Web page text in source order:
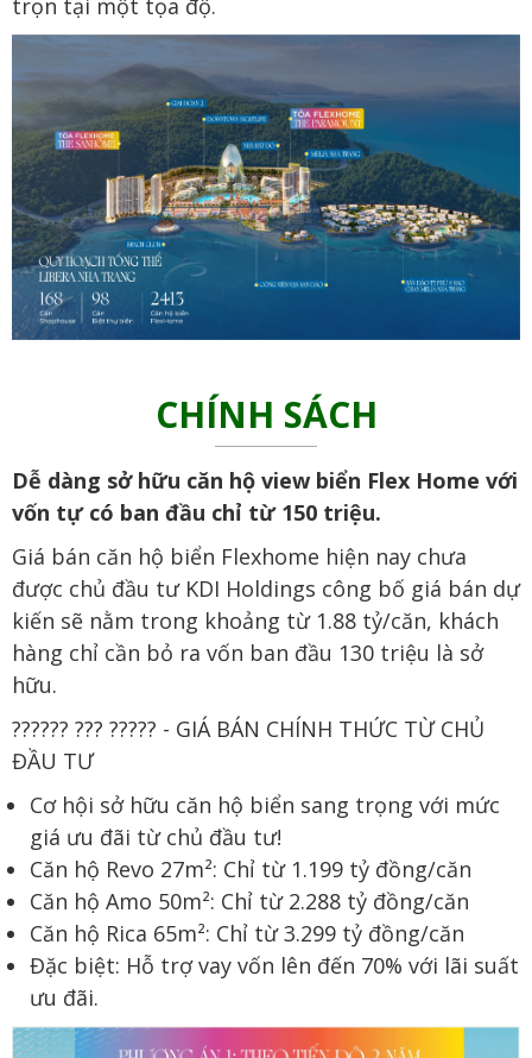
CHÍNH SÁCH
Dễ dàng sở hữu căn hộ view biển Flex Home với
vốn tự có ban đầu chỉ từ 150 triệu.
Giá bán căn hộ biển Flexhome hiện nay chưa
được chủ đầu tư KDI Holdings công bố giá bán dự
kiến sẽ nằm trong khoảng từ 1.88 tỷ/căn, khách
hàng chỉ cần bỏ ra vốn ban đầu 130 triệu là sở
hữu.
?????? ??? ????? - GIÁ BÁN CHÍNH THỨC TỪ CHỦ
ĐẦU TƯ
Cơ hội sở hữu căn hộ biển sang trọng với mức
giá ưu đãi từ chủ đầu tư!
Căn hộ Revo 27m²: Chỉ từ 1.199 tỷ đồng/căn
Căn hộ Amo 50m²: Chỉ từ 2.288 tỷ đồng/căn
Căn hộ Rica 65m²: Chỉ từ 3.299 tỷ đồng/căn
Đặc biệt: Hỗ trợ vay vốn lên đến 70% với lãi suất
ưu đãi.